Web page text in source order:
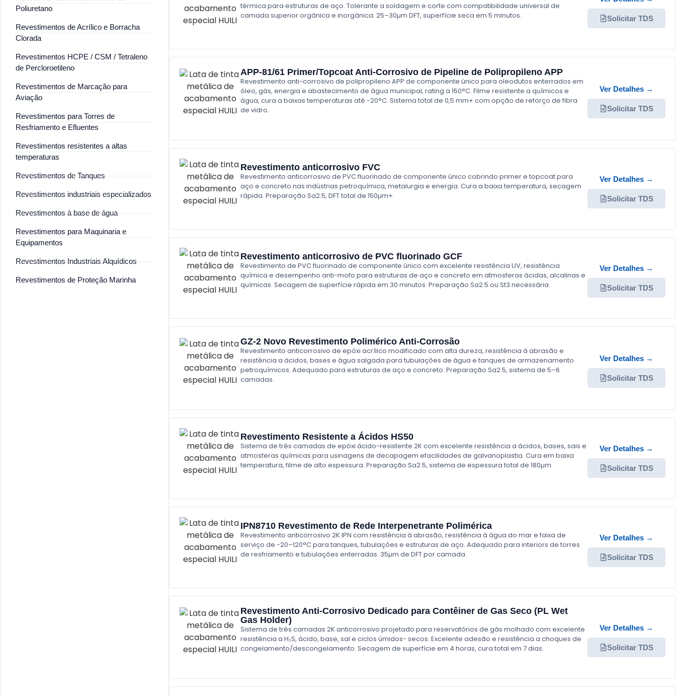
Poliuretano
Revestimentos de Acrílico e Borracha
Clorada
Revestimentos HCPE / CSM / Tetraleno
de Percloroetileno
Revestimentos de Marcação para
Aviação
Revestimentos para Torres de
Resfriamento e Efluentes
Revestimentos resistentes a altas
temperaturas
Revestimentos de Tanques
Revestimentos industriais especializados
Revestimentos à base de água
Revestimentos para Maquinaria e
Equipamentos
Revestimentos Industriais Alquídicos
Revestimentos de Proteção Marinha
térmica para estruturas de aço. Tolerante a soldagem e corte com compatibilidade universal de
camada superior orgânica e inorgânica. 25–30µm DFT, superfície seca em 5 minutos.
Solicitar TDS
APP-81/61 Primer/Topcoat Anti-Corrosivo de Pipeline de Polipropileno APP
Revestimento anti-corrosivo de polipropileno APP de componente único para oleodutos enterrados em
óleo, gás, energia e abastecimento de água municipal, rating a 150°C. Filme resistente a químicos e
água, cura a baixas temperaturas até -20°C. Sistema total de 0,5 mm+ com opção de reforço de fibra
de vidro.
Ver Detalhes →
Solicitar TDS
Revestimento anticorrosivo FVC
Revestimento anticorrosivo de PVC fluorinado de componente único cobrindo primer e topcoat para
aço e concreto nas indústrias petroquímica, metalurgia e energia. Cura a baixa temperatura, secagem
rápida. Preparação Sa2.5, DFT total de 150µm+.
Ver Detalhes →
Solicitar TDS
Revestimento anticorrosivo de PVC fluorinado GCF
Revestimento de PVC fluorinado de componente único com excelente resistência UV, resistência
química e desempenho anti-mofo para estruturas de aço e concreto em atmosferas ácidas, alcalinas e
químicas. Secagem de superfície rápida em 30 minutos. Preparação Sa2.5 ou St3 necessária.
Ver Detalhes →
Solicitar TDS
GZ-2 Novo Revestimento Polimérico Anti-Corrosão
Revestimento anticorrosivo de epóxi acrílico modificado com alta dureza, resistência à abrasão e
resistência a ácidos, bases e água salgada para tubulações de água e tanques de armazenamento
petroquímicos. Adequado para estruturas de aço e concreto. Preparação Sa2.5, sistema de 5–6
camadas.
Ver Detalhes →
Solicitar TDS
Revestimento Resistente a Ácidos HS50
Sistema de três camadas de epóxi ácido-resistente 2K com excelente resistência a ácidos, bases, sais e
atmosferas químicas para usinagens de decapagem efacilidades de galvanoplastia. Cura em baixa
temperatura, filme de alto espessura. Preparação Sa2.5, sistema de espessura total de 180µm.
Ver Detalhes →
Solicitar TDS
IPN8710 Revestimento de Rede Interpenetrante Polimérica
Revestimento anticorrosivo 2K IPN com resistência à abrasão, resistência à água do mar e faixa de
serviço de -20–120°C para tanques, tubulações e estruturas de aço. Adequado para interiors de torres
de resfriamento e tubulações enterradas. 35µm de DFT por camada.
Ver Detalhes →
Solicitar TDS
Revestimento Anti-Corrosivo Dedicado para Contêiner de Gas Seco (PL Wet
Gas Holder)
Sistema de três camadas 2K anticorrosivo projetado para reservatórios de gás molhado com excelente
resistência a H₂S, ácido, base, sal e ciclos úmidos- secos. Excelente adesão e resistência a choques de
congelamento/descongelamento. Secagem de superfície em 4 horas, cura total em 7 dias.
Ver Detalhes →
Solicitar TDS